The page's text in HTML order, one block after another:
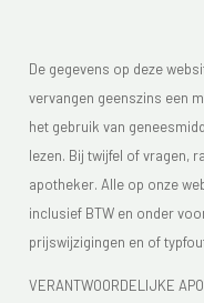
De gegevens op deze
vervangen geenszins een
het gebruik van
lezen. Bij twijfel of vragen,
apotheker. Alle op onze
inclusief BTW en onder
prijswijzigingen en of
VERANTWOORDELIJKE